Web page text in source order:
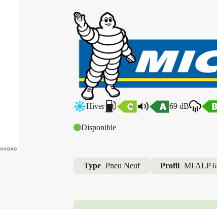
Hiver 69 dB
Disponible
Type Pneu Neuf Profil MI ALP 6